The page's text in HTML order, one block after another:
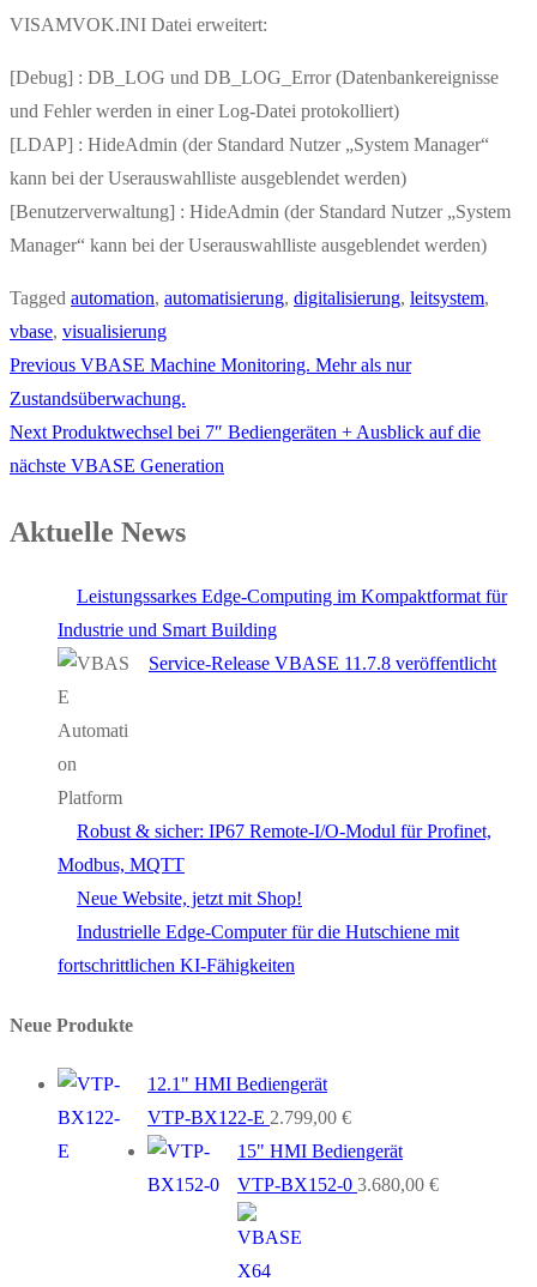
VISAMVOK.INI Datei erweitert:
[Debug] : DB_LOG und DB_LOG_Error (Datenbankereignisse
und Fehler werden in einer Log-Datei protokolliert)
[LDAP] : HideAdmin (der Standard Nutzer „System Manager“
kann bei der Userauswahlliste ausgeblendet werden)
[Benutzerverwaltung] : HideAdmin (der Standard Nutzer „System
Manager“ kann bei der Userauswahlliste ausgeblendet werden)
Tagged automation, automatisierung, digitalisierung, leitsystem,
vbase, visualisierung
Beitragsnavigation
Previous Previous
post:
VBASE Machine Monitoring. Mehr als nur
Zustandsüberwachung.
Next Next
post:
Produktwechsel bei 7″ Bediengeräten + Ausblick auf die
nächste VBASE Generation
Aktuelle News
Leistungssarkes Edge-Computing im Kompaktformat für
Industrie und Smart Building
Service-Release VBASE 11.7.8 veröffentlicht
Robust & sicher: IP67 Remote-I/O-Modul für Profinet,
Modbus, MQTT
Neue Website, jetzt mit Shop!
Industrielle Edge-Computer für die Hutschiene mit
fortschrittlichen KI-Fähigkeiten
Neue Produkte
12.1" HMI Bediengerät
VTP-BX122-E 2.799,00 €
15" HMI Bediengerät
VTP-BX152-0 3.680,00 €